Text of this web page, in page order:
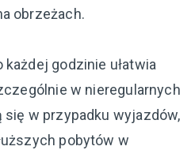
obrzeżach.
godzinie ułatwia
w nieregularnych
w przypadku wyjazdów,
pobytów w